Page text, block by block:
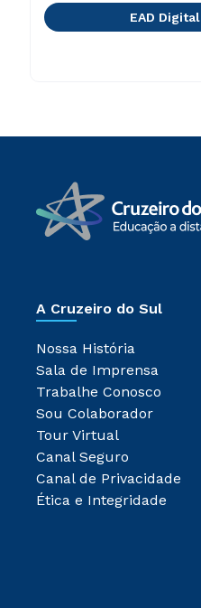
EAD Digital
A Cruzeiro do Sul
Nossa História
Sala de Imprensa
Trabalhe Conosco
Sou Colaborador
Tour Virtual
Canal Seguro
Canal de Privacidade
Ética e Integridade